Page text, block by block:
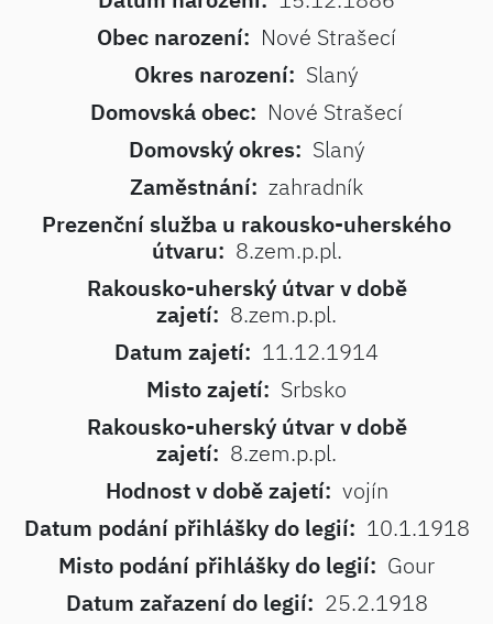
Obec narození: Nové Strašecí
Okres narození: Slaný
Domovská obec: Nové Strašecí
Domovský okres: Slaný
Zaměstnání: zahradník
Prezenční služba u rakousko-uherského
útvaru: 8.zem.p.pl.
Rakousko-uherský útvar v době
zajetí: 8.zem.p.pl.
Datum zajetí: 11.12.1914
Misto zajetí: Srbsko
Rakousko-uherský útvar v době
zajetí: 8.zem.p.pl.
Hodnost v době zajetí: vojín
Datum podání přihlášky do legií: 10.1.1918
Misto podání přihlášky do legií: Gour
Datum zařazení do legií: 25.2.1918